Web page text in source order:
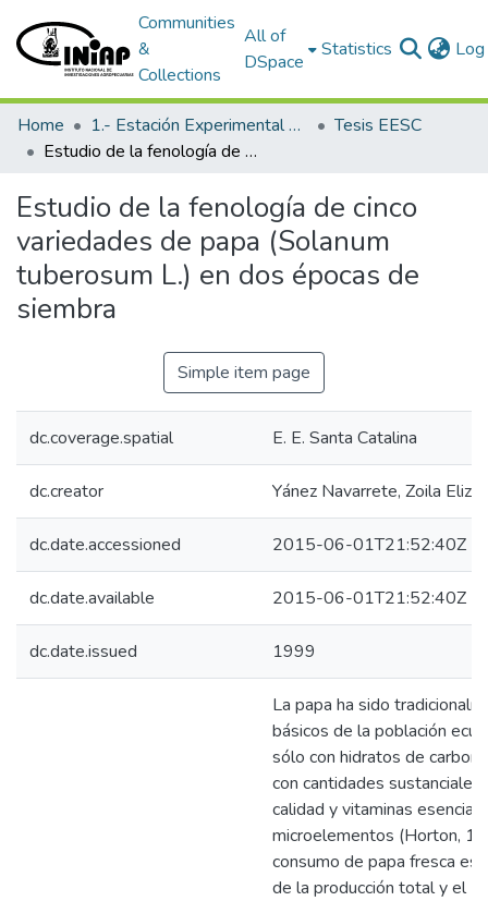
Communities
&
Collections
All of
DSpace
Statistics
Home 1.- Estación Experimental Santa Catalina
Tesis EESC
Estudio de la fenología de cinco variedades de papa (Solanum tuberosum L.) en dos épocas de siembra
Estudio de la fenología de cinco
variedades de papa (Solanum
tuberosum L.) en dos épocas de
siembra
Simple item page
dc.coverage.spatial E. E. Santa Catalina
dc.creator Yánez Navarrete, Zoila
dc.date.accessioned 2015-06-01T21:52:40Z
dc.date.available 2015-06-01T21:52:40Z
dc.date.issued 1999
La papa ha sido
básicos de la población
sólo con hidratos de
con cantidades
calidad y vitaminas
microelementos (Horton,
consumo de papa fresca
de la producción total y el